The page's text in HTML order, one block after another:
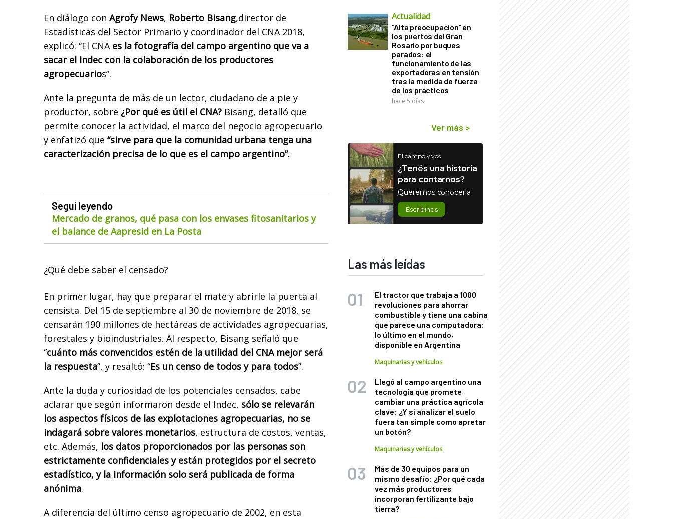
En diálogo con Agrofy News, Roberto Bisang,director de
Estadísticas del Sector Primario y coordinador del CNA 2018,
explicó: “El CNA es la fotografía del campo argentino que va a
sacar el Indec con la colaboración de los productores
agropecuarios”.
Ante la pregunta de más de un lector, ciudadano de a pie y
productor, sobre ¿Por qué es útil el CNA? Bisang, detalló que
permite conocer la actividad, el marco del negocio agropecuario
y enfatizó que “sirve para que la comunidad urbana tenga una
caracterización precisa de lo que es el campo argentino”.
Seguí leyendo
Mercado de granos, qué pasa con los envases fitosanitarios y
el balance de Aapresid en La Posta
¿Qué debe saber el censado?
En primer lugar, hay que preparar el mate y abrirle la puerta al
censista. Del 15 de septiembre al 30 de noviembre de 2018, se
censarán 190 millones de hectáreas de actividades agropecuarias,
forestales y bioindustriales. Al respecto, Bisang señaló que
“cuánto más convencidos estén de la utilidad del CNA mejor será
la respuesta”, y resaltó: “Es un censo de todos y para todos”.
Ante la duda y curiosidad de los potenciales censados, cabe
aclarar que según informaron desde el Indec, sólo se relevarán
los aspectos físicos de las explotaciones agropecuarias, no se
indagará sobre valores monetarios, estructura de costos, ventas,
etc. Además, los datos proporcionados por las personas son
estrictamente confidenciales y están protegidos por el secreto
estadístico, y la información solo será publicada de forma
anónima.
A diferencia del último censo agropecuario de 2002, en esta
Actualidad
“Alta preocupación” en
los puertos del Gran
Rosario por buques
parados: el
funcionamiento de las
exportadoras en tensión
tras la medida de fuerza
de los prácticos
hace 5 días
Ver más >
El campo y vos
¿Tenés una historia
para contarnos?
Queremos conocerla
Escribinos
Las más leídas
El tractor que trabaja a 1000
revoluciones para ahorrar
combustible y tiene una cabina
que parece una computadora:
lo último en el mundo,
disponible en Argentina
Maquinarias y vehículos
Llegó al campo argentino una
tecnología que promete
cambiar una práctica agrícola
clave: ¿Y si analizar el suelo
fuera tan simple como apretar
un botón?
Maquinarias y vehículos
Más de 30 equipos para un
mismo desafío: ¿Por qué cada
vez más productores
incorporan fertilizante bajo
tierra?